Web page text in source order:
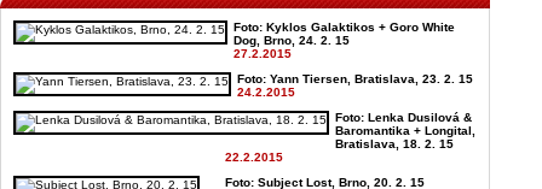
Foto: Kyklos Galaktikos + Goro White
Dog, Brno, 24. 2. 15
27.2.2015
Foto: Yann Tiersen, Bratislava, 23. 2. 15
24.2.2015
Foto: Lenka Dusilová &
Baromantika + Longital,
Bratislava, 18. 2. 15
22.2.2015
Foto: Subject Lost, Brno, 20. 2. 15